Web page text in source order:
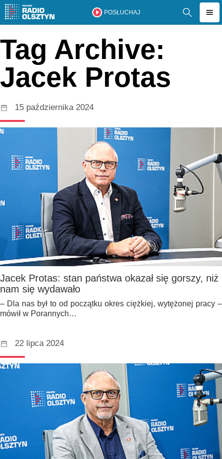
POSŁUCHAJ
Tag Archive:
Jacek Protas
15 października 2024
Jacek Protas: stan państwa okazał się gorszy, niż
nam się wydawało
– Dla nas był to od początku okres ciężkiej, wytężonej pracy –
mówił w Porannych…
22 lipca 2024